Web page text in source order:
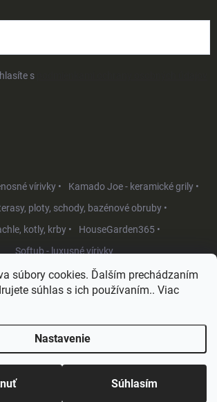
súbory cookies. Ďalším prechádzaním
súhlas s ich používaním.. Viac
Nastavenie
Súhlasím
s
vírivky •
Kamado Joe - keramické grily •
ploty, schody, bazénové obruby •
kotly, krby •
HouseGarden365 •
Softub - luxusné vírivky
Vytvoril Shoptet
HouseGarden.sk. Všetky práva vyhradené.Upraviť